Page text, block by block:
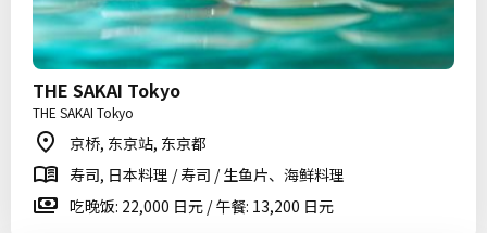
THE SAKAI Tokyo
THE SAKAI Tokyo
京桥, 东京站, 东京都
寿司, 日本料理 / 寿司 / 生鱼片、海鲜料理
吃晚饭: 22,000 日元 / 午餐: 13,200 日元